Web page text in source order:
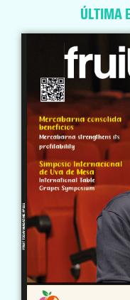
ÚLTIMA